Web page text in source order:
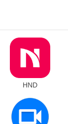
HND